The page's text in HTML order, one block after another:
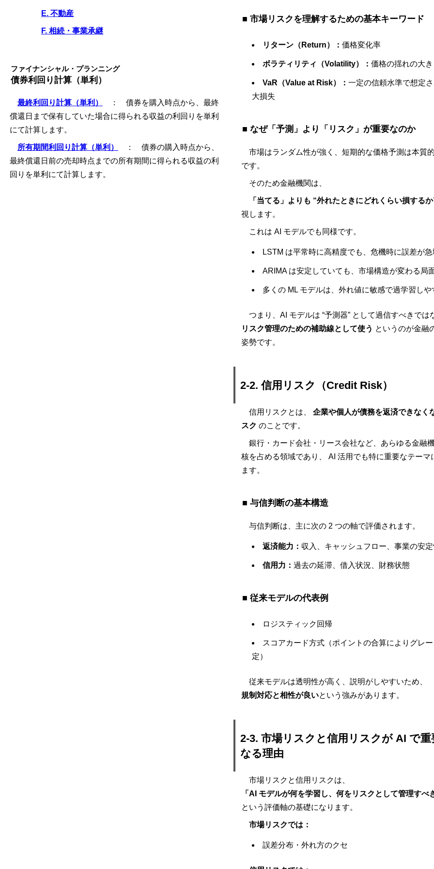
■ 市場リスクを理解するための基本キーワード
リターン（Return）：価格変化率
ボラティリティ（Volatility）：価格の揺れの大
VaR（Value at Risk）：一定の信頼水準で想定
大損失
■ なぜ「予測」より「リスク」が重要なのか
市場はランダム性が強く、短期的な価格予測は本質
です。
そのため金融機関は、
「当てる」よりも “外れたときにどれくらい損するか
視します。
これは AI モデルでも同様です。
LSTM は平常時に高精度でも、危機時に誤差が
ARIMA は安定していても、市場構造が変わる局
多くの ML モデルは、外れ値に敏感で過学習しや
つまり、AI モデルは “予測器” として過信すべきでは
リスク管理のための補助線として使う というのが金融
姿勢です。
2-2. 信用リスク（Credit Risk）
信用リスクとは、 企業や個人が債務を返済できなく
スク のことです。
銀行・カード会社・リース会社など、あらゆる金融
核を占める領域であり、 AI 活用でも特に重要なテーマ
ます。
■ 与信判断の基本構造
与信判断は、主に次の 2 つの軸で評価されます。
返済能力： 収入、キャッシュフロー、事業の安
信用力：過去の延滞、借入状況、財務状態
■ 従来モデルの代表例
ロジスティック回帰
スコアカード方式（ポイントの合算によりグレ
定）
従来モデルは透明性が高く、説明がしやすいため、
規制対応と相性が良いという強みがあります。
2-3. 市場リスクと信用リスクが AI で重
なる理由
市場リスクと信用リスクは、
「AI モデルが何を学習し、何をリスクとして管理すべ
という評価軸の基礎になります。
市場リスクでは：
誤差分布・外れ方のクセ
E. 不動産
F. 相続・事業承継
ファイナンシャル・プランニング
債券利回り計算（単利）
最終利回り計算（単利）
： 債券を購入時点から、最終
償還日まで保有していた場合に得られる収益の利回りを単利
にて計算します。
所有期間利回り計算（単利）
： 債券の購入時点から、
最終償還日前の売却時点までの所有期間に得られる収益の利
回りを単利にて計算します。